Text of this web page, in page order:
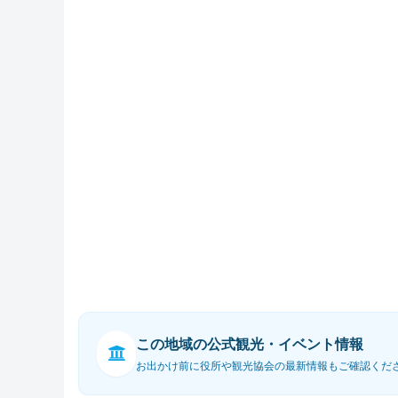
この地域の公式観光・イベント情報
お出かけ前に役所や観光協会の最新情報もご確認くだ